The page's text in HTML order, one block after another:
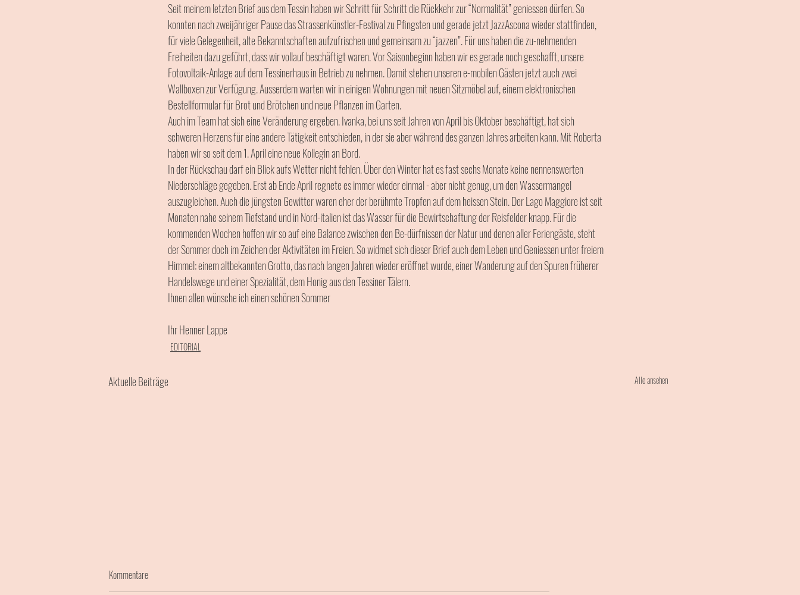
Seit meinem letzten Brief aus dem Tessin haben wir Schritt für Schritt die Rückkehr zur “Normalität” geniessen dürfen. So
konnten nach zweijähriger Pause das Strassenkünstler-Festival zu Pfingsten und gerade jetzt JazzAscona wieder stattfinden,
für viele Gelegenheit, alte Bekanntschaften aufzufrischen und gemeinsam zu “jazzen”. Für uns haben die zu-nehmenden
Freiheiten dazu geführt, dass wir vollauf beschäftigt waren. Vor Saisonbeginn haben wir es gerade noch geschafft, unsere
Fotovoltaik-Anlage auf dem Tessinerhaus in Betrieb zu nehmen. Damit stehen unseren e-mobilen Gästen jetzt auch zwei
Wallboxen zur Verfügung. Ausserdem warten wir in einigen Wohnungen mit neuen Sitzmöbel auf, einem elektronischen
Bestellformular für Brot und Brötchen und neue Pflanzen im Garten.
Auch im Team hat sich eine Veränderung ergeben. Ivanka, bei uns seit Jahren von April bis Oktober beschäftigt, hat sich
schweren Herzens für eine andere Tätigkeit entschieden, in der sie aber während des ganzen Jahres arbeiten kann. Mit Roberta
haben wir so seit dem 1. April eine neue Kollegin an Bord.
In der Rückschau darf ein Blick aufs Wetter nicht fehlen. Über den Winter hat es fast sechs Monate keine nennenswerten
Niederschläge gegeben. Erst ab Ende April regnete es immer wieder einmal - aber nicht genug, um den Wassermangel
auszugleichen. Auch die jüngsten Gewitter waren eher der berühmte Tropfen auf dem heissen Stein. Der Lago Maggiore ist seit
Monaten nahe seinem Tiefstand und in Nord-italien ist das Wasser für die Bewirtschaftung der Reisfelder knapp. Für die
kommenden Wochen hoffen wir so auf eine Balance zwischen den Be-dürfnissen der Natur und denen aller Feriengäste, steht
der Sommer doch im Zeichen der Aktivitäten im Freien. So widmet sich dieser Brief auch dem Leben und Geniessen unter freiem
Himmel: einem altbekannten Grotto, das nach langen Jahren wieder eröffnet wurde, einer Wanderung auf den Spuren früherer
Handelswege und einer Spezialität, dem Honig aus den Tessiner Tälern.
Ihnen allen wünsche ich einen schönen Sommer
Ihr Henner Lappe
EDITORIAL
Aktuelle Beiträge Alle ansehen
Kommentare